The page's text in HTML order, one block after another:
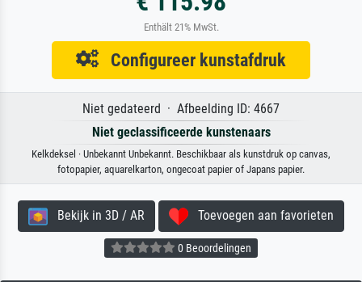
Enthält 21% MwSt.
Configureer kunstafdruk
Niet gedateerd · Afbeelding ID: 4667
Niet geclassificeerde kunstenaars
Kelkdeksel · Unbekannt Unbekannt. Beschikbaar als kunstdruk op canvas,
fotopapier, aquarelkarton, ongecoat papier of Japans papier.
Bekijk in 3D / AR Toevoegen aan favorieten
0 Beoordelingen